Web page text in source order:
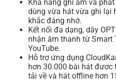
Khả năng ghi âm và
dùng vừa hát vừa ghi lại
khắc đáng nhớ.
Kết nối đa dạng, dây
nhận âm thanh từ Smart
YouTube.
Hỗ trợ ứng dụng
hơn 30.000 bài hát được
tải về và hát offline hơn